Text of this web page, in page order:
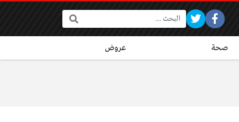
البحث:
صحة عروض